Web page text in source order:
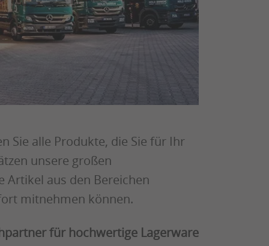
Sie alle Produkte, die Sie für Ihr
unsere großen
Artikel aus den Bereichen
mitnehmen können.
für hochwertige Lagerware